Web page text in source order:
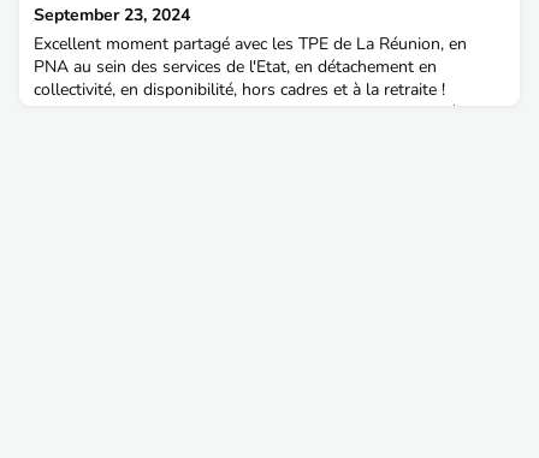
September 23, 2024
Excellent moment partagé avec les TPE de La Réunion, en
PNA au sein des services de l'Etat, en détachement en
collectivité, en disponibilité, hors cadres et à la retraite !
Prochaine rencontre le mercredi 16 octobre 2024 !Merci à Radji